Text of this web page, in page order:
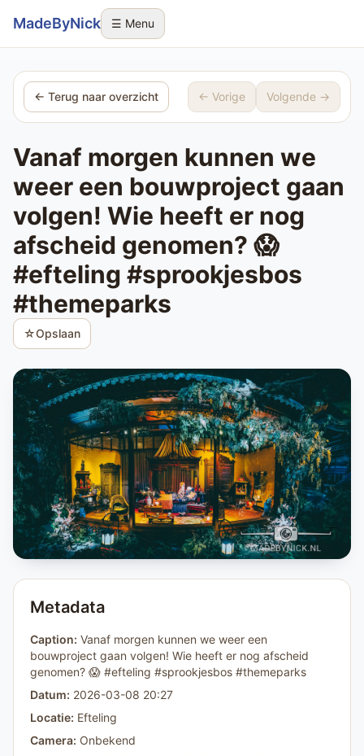
Sla navigatie over
MadeByNick ☰ Menu
← Terug naar overzicht ← Vorige Volgende →
Vanaf morgen kunnen we
weer een bouwproject gaan
volgen! Wie heeft er nog
afscheid genomen? 😱
#efteling #sprookjesbos
#themeparks
☆Opslaan
Metadata
Caption: Vanaf morgen kunnen we weer een
bouwproject gaan volgen! Wie heeft er nog afscheid
genomen? 😱 #efteling #sprookjesbos #themeparks
Datum: 2026-03-08 20:27
Locatie: Efteling
Camera: Onbekend